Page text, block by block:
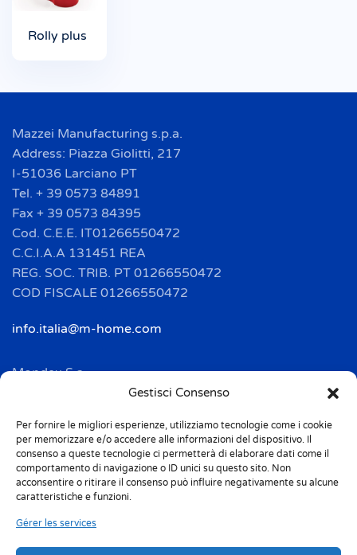
Gestisci Consenso
Per fornire le migliori esperienze, utilizziamo tecnologie come i cookie
per memorizzare e/o accedere alle informazioni del dispositivo. Il
consenso a queste tecnologie ci permetterà di elaborare dati come il
comportamento di navigazione o ID unici su questo sito. Non
acconsentire o ritirare il consenso può influire negativamente su alcune
caratteristiche e funzioni.
Gérer les services
Rolly plus
Mazzei Manufacturing s.p.a.
Address: Piazza Giolitti, 217
I-51036 Larciano PT
Tel. + 39 0573 84891
Fax + 39 0573 84395
Cod. C.E.E. IT01266550472
C.C.I.A.A 131451 REA
REG. SOC. TRIB. PT 01266550472
COD FISCALE 01266550472
info.italia@m-home.com
Mondex S.a.
Address: 2 Rue Ampère - BP 120
Tél. + 33(0)3 88 69 20 40
Fax + 33(0)3 88 69 20 41
info.france@m-home.com
Mondex Menaje España S.a.
Address: Ctra de Girona, km. 101.5